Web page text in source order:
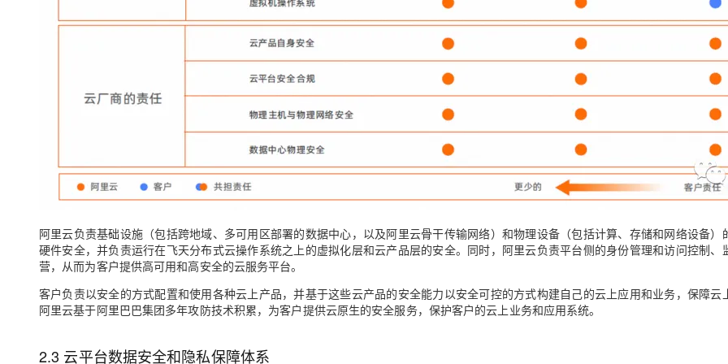
阿里云负责基础设施（包括跨地域、多可用区部署的数据中心，以及阿里云骨干传输网络）和物理设备（包括计算、存储和网络设备）
硬件安全，并负责运行在飞天分布式云操作系统之上的虚拟化层和云产品层的安全。同时，阿里云负责平台侧的身份管理和访问控制、
营，从而为客户提供高可用和高安全的云服务平台。
客户负责以安全的方式配置和使用各种云上产品，并基于这些云产品的安全能力以安全可控的方式构建自己的云上应用和业务，保障云
阿里云基于阿里巴巴集团多年攻防技术积累，为客户提供云原生的安全服务，保护客户的云上业务和应用系统。
2.3 云平台数据安全和隐私保障体系